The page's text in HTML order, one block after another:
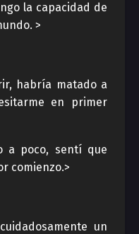
la capacidad de
>
habría matado a
en primer
a poco, sentí que
comienzo.>
un